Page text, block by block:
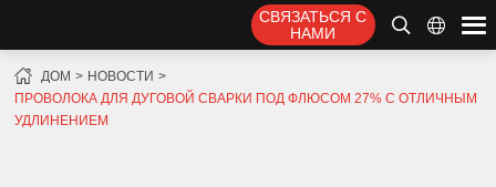
СВЯЗАТЬСЯ С
НАМИ
ДОМ
НОВОСТИ
ПРОВОЛОКА ДЛЯ ДУГОВОЙ СВАРКИ ПОД ФЛЮСОМ 27% С ОТЛИЧНЫМ
УДЛИНЕНИЕМ